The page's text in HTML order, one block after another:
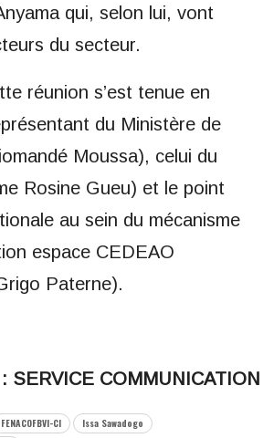
qui, selon lui, vont
du secteur.
réunion s’est tenue en
du Ministère de
Moussa), celui du
Rosine Gueu) et le point
au sein du mécanisme
espace CEDEAO
Paterne).
SERVICE COMMUNICATION
FENACOFBVI-CI
Issa Sawadogo